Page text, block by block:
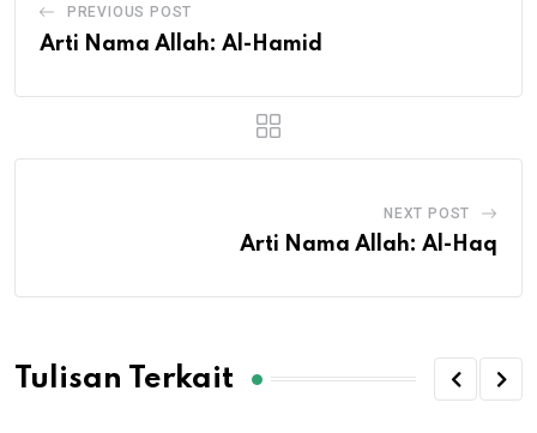
PREVIOUS POST
Arti Nama Allah: Al-Hamid
NEXT POST
Arti Nama Allah: Al-Haq
Tulisan Terkait